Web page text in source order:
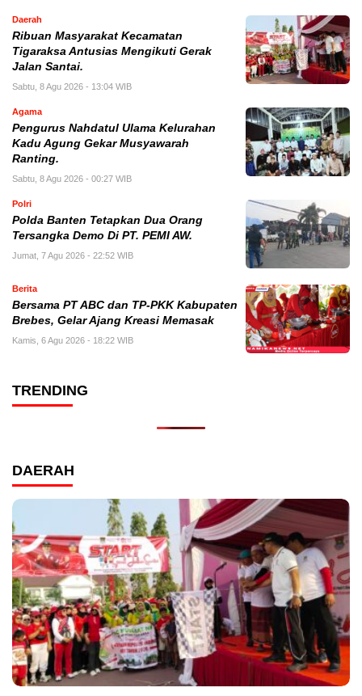
Daerah
Ribuan Masyarakat Kecamatan
Tigaraksa Antusias Mengikuti Gerak
Jalan Santai.
Sabtu, 8 Agu 2026 - 13:04 WIB
Agama
Pengurus Nahdatul Ulama Kelurahan
Kadu Agung Gekar Musyawarah
Ranting.
Sabtu, 8 Agu 2026 - 00:27 WIB
Polri
Polda Banten Tetapkan Dua Orang
Tersangka Demo Di PT. PEMI AW.
Jumat, 7 Agu 2026 - 22:52 WIB
Berita
Bersama PT ABC dan TP-PKK Kabupaten
Brebes, Gelar Ajang Kreasi Memasak
Kamis, 6 Agu 2026 - 18:22 WIB
TRENDING
DAERAH